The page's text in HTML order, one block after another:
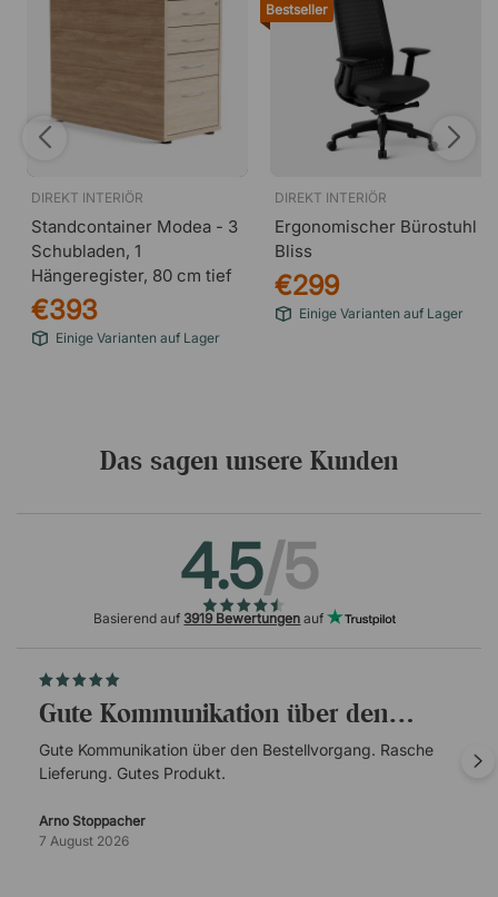
DIREKT INTERIÖR
Standcontainer Modea - 3
Schubladen, 1
Hängeregister, 80 cm tief
€393
Einige Varianten auf Lager
Bestseller
DIREKT INTERIÖR
Ergonomischer Bürostuhl
Bliss
€299
Einige Varianten auf Lager
Das sagen unsere Kunden
4.5/5
Basierend auf 3919 Bewertungen auf
Gute Kommunikation über den…
Gute Kommunikation über den Bestellvorgang. Rasche
Lieferung. Gutes Produkt.
Arno Stoppacher
7 August 2026